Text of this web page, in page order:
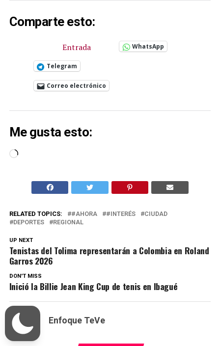
Comparte esto:
Entrada WhatsApp
Telegram
Correo electrónico
Me gusta esto:
Cargando...
RELATED TOPICS: #AHORA #INTERÉS
CIUDAD
DEPORTES
REGIONAL
UP NEXT
Tenistas del Tolima representarán a Colombia en Roland
Garros 2026
DON'T MISS
Inició la Billie Jean King Cup de tenis en Ibagué
Enfoque TeVe